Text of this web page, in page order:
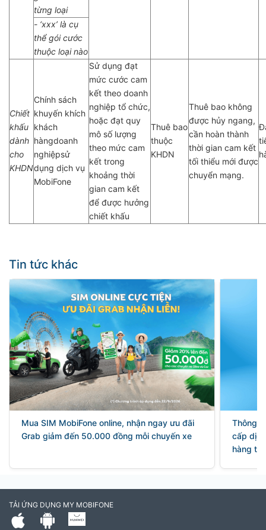
từng loại
- ‘xxx’ là cụ
thể gói cước
thuộc loại nào
Chiết
khấu
dành
cho
KHDN
Chính sách
khuyến khích
khách
hàngdoanh
nghiệpsử
dụng dịch vụ
MobiFone
Sử dụng đạt
mức cước cam
kết theo doanh
nghiệp tổ chức,
hoặc đạt quy
mô số lượng
theo mức cam
kết trong
khoảng thời
gian cam kết
để được hưởng
chiết khấu
Thuê bao
thuộc
KHDN
Thuê bao không
được hủy ngang,
cần hoàn thành
thời gian cam kết
tối thiểu mới được
chuyển mạng.
Tin tức khác
Mua SIM MobiFone online, nhận ngay ưu đãi
Grab giảm đến 50.000 đồng mỗi chuyến xe
Thông
cấp
hàng
TẢI ỨNG DỤNG MY MOBIFONE